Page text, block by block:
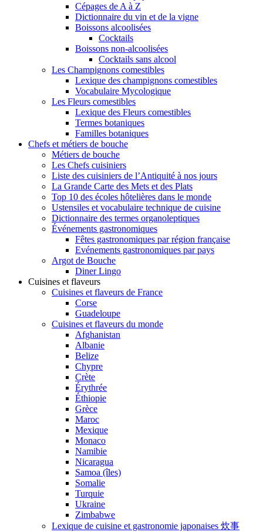
Cépages de A à Z
Dictionnaire du vin et de la vigne
Boissons alcoolisées
Cocktails
Boissons non-alcoolisées
Cocktails sans alcool
Les Champignons comestibles
Lexique des champignons comestibles
Vocabulaire Mycologique
Les Fleurs comestibles
Lexique des Fleurs comestibles
Termes botaniques
Familles botaniques
Chefs et métiers de bouche
Métiers de bouche
Les Chefs cuisiniers
Liste des cuisiniers de l’Antiquité à nos jours
La Grande Carte des Mets et des Plats
Top 10 des écoles hôtelières dans le monde
Ustensiles et vocabulaire technique de cuisine
Dictionnaire des termes organoleptiques
Événements gastronomiques
Fêtes gastronomiques par région française
Evénements gastronomiques par pays
Argot de Bouche
Diner Lingo
Cuisines et flaveurs
Cuisines et flaveurs de France
Corse
Guadeloupe
Cuisines et flaveurs du monde
Afghanistan
Albanie
Belize
Chypre
Crète
Érythrée
Éthiopie
Grèce
Maroc
Mexique
Monaco
Namibie
Nicaragua
Samoa (îles)
Somalie
Turquie
Ukraine
Zimbabwe
Lexique de cuisine et gastronomie japonaises 炊事